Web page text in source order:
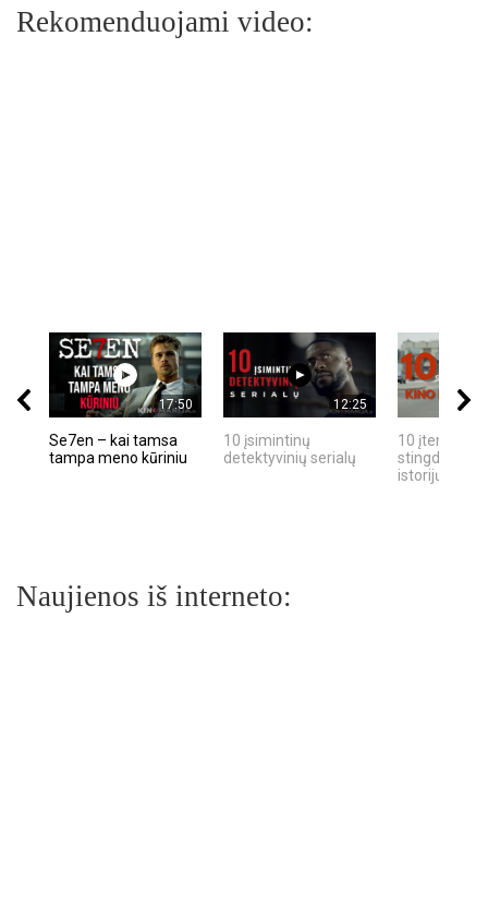
Rekomenduojami video:
17:50
Se7en – kai tamsa
tampa meno kūriniu
12:25
10 įsimintinų
detektyvinių serialų
10 įtemptų,
stingdančių
istorijų
Naujienos iš interneto: